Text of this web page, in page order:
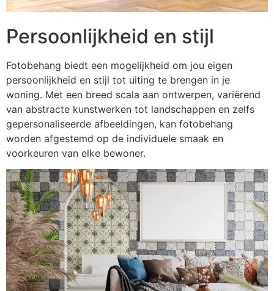
Persoonlijkheid en stijl
Fotobehang biedt een mogelijkheid om jou eigen
persoonlijkheid en stijl tot uiting te brengen in je
woning. Met een breed scala aan ontwerpen, variërend
van abstracte kunstwerken tot landschappen en zelfs
gepersonaliseerde afbeeldingen, kan fotobehang
worden afgestemd op de individuele smaak en
voorkeuren van elke bewoner.